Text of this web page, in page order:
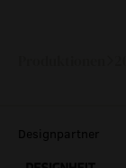
Designpartner